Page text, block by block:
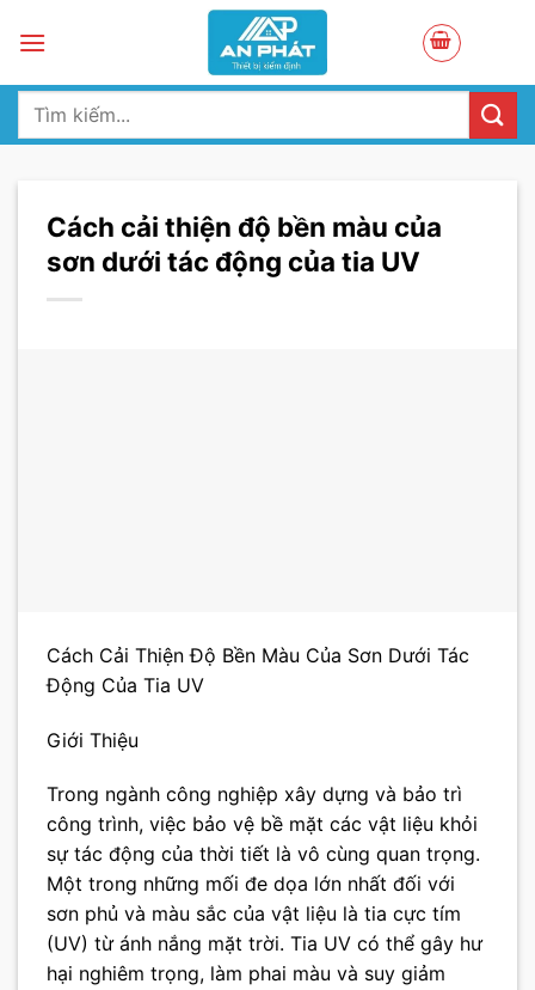
Tìm
Cách cải thiện độ bền màu của
sơn dưới tác động của tia UV
Cách Cải Thiện Độ Bền Màu Của Sơn Dưới Tác
Động Của Tia UV
Giới Thiệu
Trong ngành công nghiệp xây dựng và bảo trì
công trình, việc bảo vệ bề mặt các vật liệu khỏi
sự tác động của thời tiết là vô cùng quan trọng.
Một trong những mối đe dọa lớn nhất đối với
sơn phủ và màu sắc của vật liệu là tia cực tím
(UV) từ ánh nắng mặt trời. Tia UV có thể gây hư
hại nghiêm trọng, làm phai màu và suy giảm